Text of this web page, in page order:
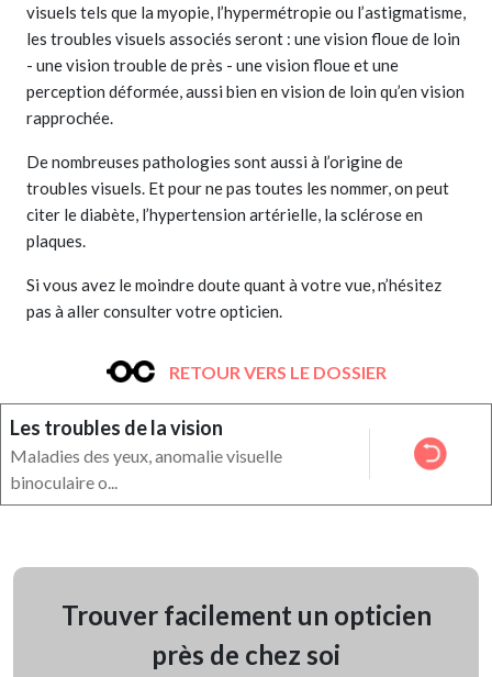
visuels tels que la myopie, l’hypermétropie ou l’astigmatisme,
les troubles visuels associés seront : une vision floue de loin
- une vision trouble de près - une vision floue et une
perception déformée, aussi bien en vision de loin qu’en vision
rapprochée.
De nombreuses pathologies sont aussi à l’origine de
troubles visuels. Et pour ne pas toutes les nommer, on peut
citer le diabète, l’hypertension artérielle, la sclérose en
plaques.
Si vous avez le moindre doute quant à votre vue, n’hésitez
pas à aller consulter votre opticien.
RETOUR VERS LE DOSSIER
Les troubles de la vision
Maladies des yeux, anomalie visuelle
binoculaire o...
Trouver facilement un opticien
près de chez soi